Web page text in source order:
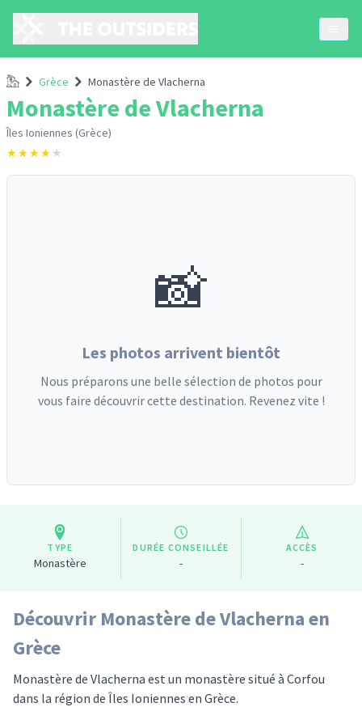
Accueil
Grèce Monastère de Vlacherna
Monastère de Vlacherna
Îles Ioniennes (Grèce)
★★★★ ★
📸
Les photos arrivent bientôt
Nous préparons une belle sélection de photos pour
vous faire découvrir cette destination. Revenez vite !
TYPE
Monastère
DURÉE CONSEILLÉE
-
ACCÈS
-
Découvrir Monastère de Vlacherna en
Grèce
Monastère de Vlacherna est un monastère situé à Corfou
dans la région de Îles Ioniennes en Grèce.